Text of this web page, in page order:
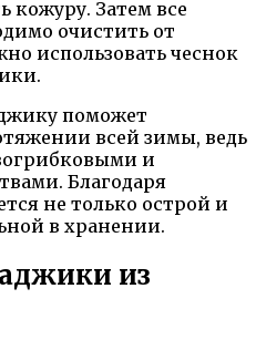
кожуру. Затем все
очистить от
использовать чеснок
поможет
всей зимы, ведь
и
Благодаря
не только острой и
в хранении.
из